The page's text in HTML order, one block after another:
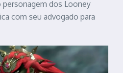
dos Looney
com seu advogado para